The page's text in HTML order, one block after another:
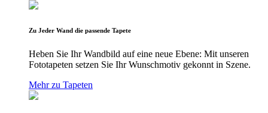
Zu Jeder Wand die passende Tapete
Heben Sie Ihr Wandbild auf eine neue Ebene: Mit unseren
Fototapeten setzen Sie Ihr Wunschmotiv gekonnt in Szene.
Mehr zu Tapeten